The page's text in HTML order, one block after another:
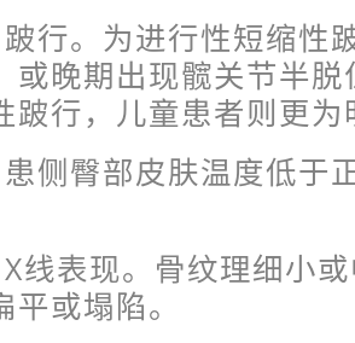
。为进行性短缩性
或晚期出现髋关节半
跛行，儿童患者则更为
臀部皮肤温度低于
表现。骨纹理细小或
或塌陷。